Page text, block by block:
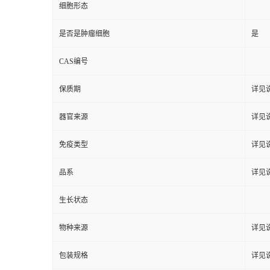
细胞形态
是否是肿瘤细胞 是
CAS编号
保质期 详见
器官来源 详见
免疫类型 详见
品系 详见
生长状态
物种来源 详见
包装规格 详见